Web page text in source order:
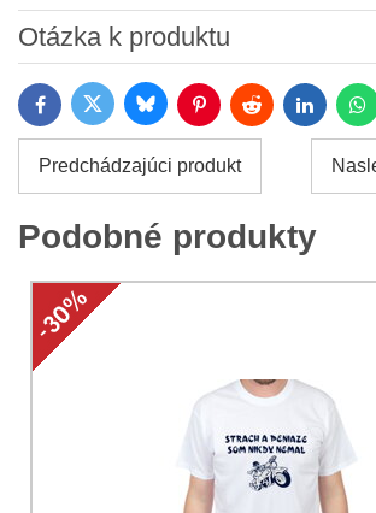
Nový komentár
Názov:
Meno:*
Súhlasím so spracovaním osobných
odoslania formulára. Oboznámil som sa s
Ochrany osobných údajov
Otázka k produktu
*
Váš e-mail:*
Vaša otázka k produktu:
FacebookTwitter BlueskyPinterestReddit LinkedIn
Predchádzajúci produkt
Podobné produkty